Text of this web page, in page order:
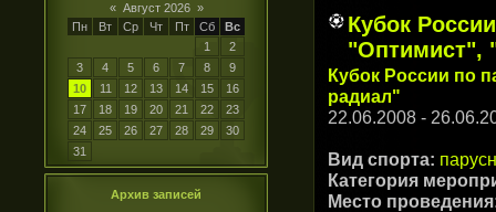
« Август 2026 »
Пн
Вт Ср Чт Пт Сб
Вс
1
2
3
4 5 6 7 8
9
10
11 12 13 14 15
16
17
18 19 20 21 22
23
24
25 26 27 28 29
30
31
Архив записей
Кубок
"Оптимист",
Кубок России по
радиал"
22.06.2008 -
Вид спорта:
Категория
Место